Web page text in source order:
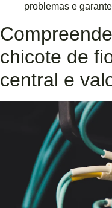
problemas e
chicote de
central e